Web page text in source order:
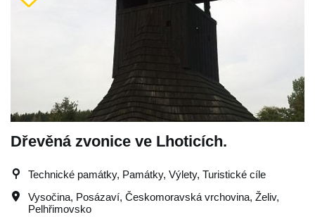
Dřevěná zvonice ve Lhoticích.
Technické památky, Památky, Výlety, Turistické cíle
Vysočina, Posázaví, Českomoravská vrchovina, Želiv,
Pelhřimovsko